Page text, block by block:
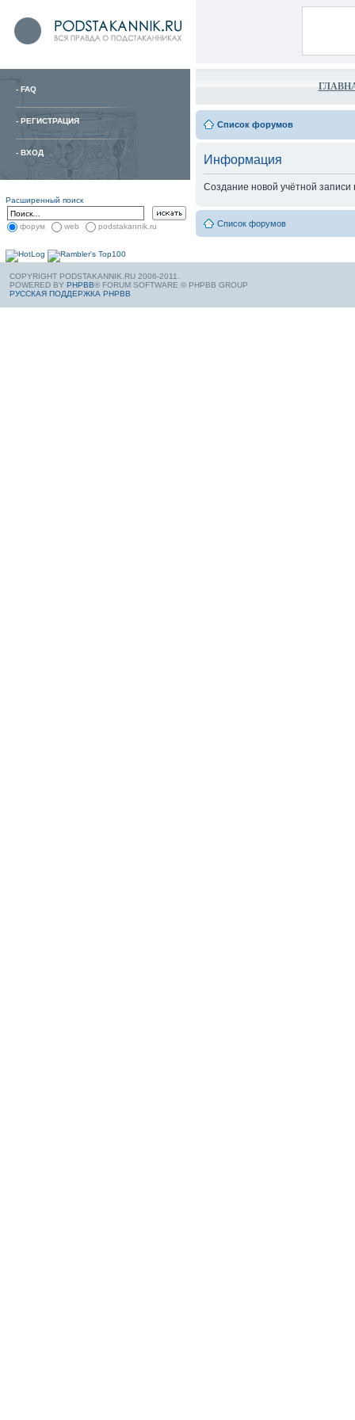
- FAQ
- РЕГИСТРАЦИЯ
- ВХОД
Расширенный поиск
форум web podstakannik.ru
Список форумов
Информация
Создание новой учётной
Список форумов
COPYRIGHT PODSTAKANNIK.RU 2006-2011.
POWERED BY PHPBB® FORUM SOFTWARE © PHPBB GROUP
РУССКАЯ ПОДДЕРЖКА PHPBB